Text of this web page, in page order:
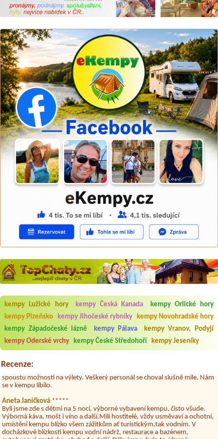
kempy Lužické hory kempy Česká Kanada
kempy Orlické hory
kempy Plzeňsko
kempy Jihočeské rybníky
kempy Novohradské hory
kempy Západočeské lázně
kempy Pálava
kempy Vranov, Podyjí
kempy Oderské vrchy
kempy České Středohoří kempy Jeseníky
Recenze:
Aneta Melicharová***
Byli jsme zde v týdnu od 25.7. do 1.8. 2026. Kemp jako takový je pěkný.
množství návštěvníků není samozřejmost. V kempu je obchod a
restaurace, kebab a další občerstvení. Co nás ale velice zklamalo byl
ubytovaných. Přes den jsem si připadala jak na pouti- z každého koutu
hrála jiná hudba.Kemp pěkný, ale takový rámus jsme ještě nezažili...
Jana*****
Chtěli jsme být týden,byli jsme dva. Na začátku prázdnin. Přijeli jsme
Restaurace s jídlem, a dobrým jídlem za slušnou cenu na dosah, a
spoustu možností na výlety. Veškerý personál se choval slušně mile. Nám
se v kempu líbilo.
Aneta Janíčková *****
Byli jsme zde s dětmi na 5 nocí, výborné vybavení kempu, čisto všude.
Výborná káva, mošt i víno a další.Milí hostitelé, vždy usměvaví a ochotní,
umístění kempu blízko všem zážitkům ať turistickým,tak vodním. V
docházkové blízkosti kempu vodní nádrž, restaurace a bazénem,
autobusová zastávka, obchod a další. Děkujeme, bylo to úžasné.